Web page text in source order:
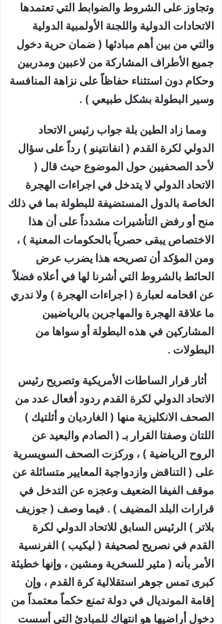
وتجاوز على الشروط والضوابط التي تعتمدها
الاتحادات الدولية واللجنة الأولمبية الدولية
والتي من بين أهم مبادئها ( ضمان حرية دخول
جميع الأطراف المشاركة من لاعبين ومدربين
وحكام دون استثناء حفاظاً على نزاهة المنافسة
وسير البطولة بشكل طبيعي ) .
ومما زاد الطين بلة جواب رئيس الاتحاد
الدولي لكرة القدم ( انفانتينو ) رداً على سؤال
لأحد الصحفيين حول الموضوع حيث قال (
الاتحاد الدولي لا يتدخل في اجراءات الهجرة
الخاصة بالدول المستضيفة للبطولة بما في ذلك
منح أو رفض التأشيرات مشدداً على أن هذا
الاختصاص يبقى حصرياً بالحكومات المعنية ) ،
ومن المؤكد أن تصريحه هذا يضرب عرض
الحائط بالشروط التي أشرنا لها في أعلاه فضلاً
عن اقحامه لعبارة ( اجراءات الهجرة ) ولا ندري
ما علاقة الهجرة والمهاجرين بالرياضيين
المشاركين في هذه البطولة أو سواها من
البطولات .
أثار قرار الساطات الأمريكية وتصريح رئيس
الاتحاد الدولي لكرة القدم ردود أفعال عدد من
الصحف الانكليزية منها ( الغارديان و أثلتيك )
اللتان وصفتا القرار بـ ( الصادم والبعيد عن
الروح الرياضية ) ، وركزت الصحف السويسرية
على ( التناقض وازدواجية المعايير متسائلة عن
موقف الفيفا الضعيف وعجزه عن التدخل في
قرارات البلد المضيف ) . فيما وصف ( جوزيف
بلاتر ) الرئيس السابق للاتحاد الدولي لكرة
القدم في نصريح لصحيفة ( ليكيب ) الفرنسية
الأمر بأنه ( مثير للسخرية ومشين ، وإنها خطيئة
كبرى تمس جوهر استقلالية كرة القدم ، وإن
إقامة المونديال في دولة تمنع حكماً معتمداً من
دخول أراضيها هو انتهاك للمبادئ التي أسست